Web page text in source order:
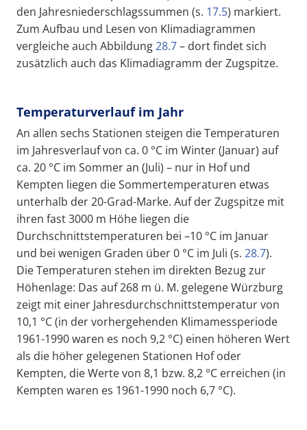
den Jahresniederschlagssummen (s. 17.5) markiert.
Zum Aufbau und Lesen von Klimadiagrammen
vergleiche auch Abbildung28.7– dort findet sich
zusätzlich auch das Klimadiagramm der Zugspitze.
Temperaturverlauf im Jahr
An allen sechs Stationen steigen die Temperaturen
im Jahresverlauf von ca. 0 °C im Winter (Januar) auf
ca. 20 °C im Sommer an (Juli) – nur in Hof und
Kempten liegen die Sommertemperaturen etwas
unterhalb der 20-Grad-Marke. Auf der Zugspitze mit
ihren fast 3000 m Höhe liegen die
Durchschnittstemperaturen bei –10 °C im Januar
und bei wenigen Graden über 0 °C im Juli (s. 28.7).
Die Temperaturen stehen im direkten Bezug zur
Höhenlage: Das auf 268 m ü. M. gelegene Würzburg
zeigt mit einer Jahresdurchschnittstemperatur von
10,1 °C (in der vorhergehenden Klimamessperiode
1961-1990 waren es noch 9,2 °C) einen höheren Wert
als die höher gelegenen Stationen Hof oder
Kempten, die Werte von 8,1 bzw. 8,2 °C erreichen (in
Kempten waren es 1961-1990 noch 6,7 °C).